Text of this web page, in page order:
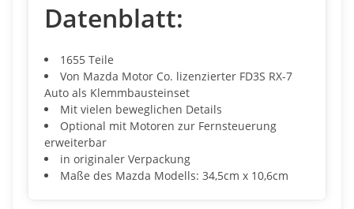
Datenblatt:
1655 Teile
Von Mazda Motor Co. lizenzierter FD3S RX-7
Auto als Klemmbausteinset
Mit vielen beweglichen Details
Optional mit Motoren zur Fernsteuerung
erweiterbar
in originaler Verpackung
Maße des Mazda Modells: 34,5cm x 10,6cm